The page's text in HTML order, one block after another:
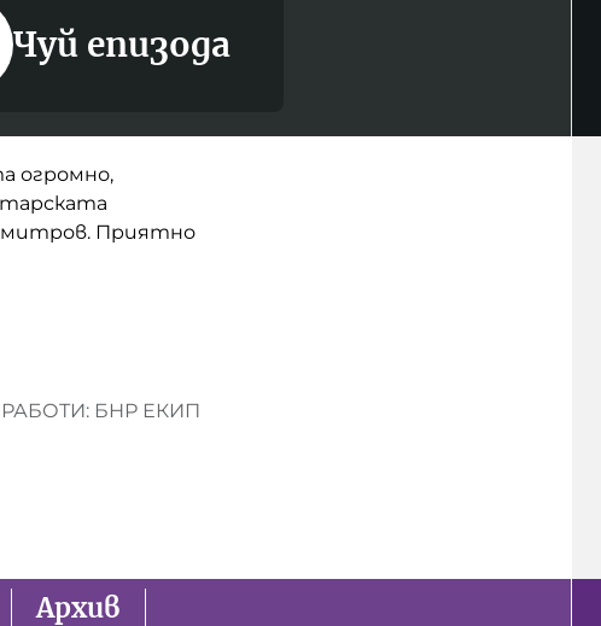
Чуй епизода
огромно,
Приятно
БНР ЕКИП
Архив